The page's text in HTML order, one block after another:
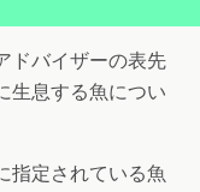
ドバイザーの表先
生息する魚につい
指定されている魚